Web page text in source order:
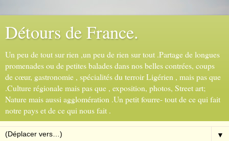
Détours de France.
Un peu de tout sur rien ,un peu de rien sur tout .Partage de longues
promenades ou de petites balades dans nos belles contrées, coups
de cœur, gastronomie , spécialités du terroir Ligérien , mais pas que
.Culture régionale mais pas que , exposition, photos, Street art;
Nature mais aussi agglomération .Un petit fourre- tout de ce qui fait
notre pays et de ce qui nous fait .
▼